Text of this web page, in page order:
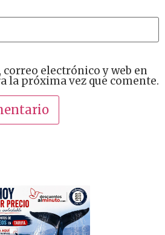
correo electrónico y web en
la próxima vez que comente.